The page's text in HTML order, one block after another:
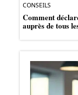
CONSEILS
Comment
auprès de tous